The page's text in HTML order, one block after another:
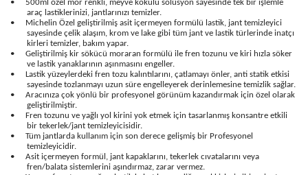
•
500ml özel mor renkli, meyve kokulu solüsyon sayesinde tek bir işlemle
araç lastiklerinizi, jantlarınızı temizler.
•
Michelin Özel geliştirilmiş asit içermeyen formülü lastik, jant temizleyici
sayesinde çelik alaşım, krom ve lake gibi tüm jant ve lastik türlerinde inatçı
kirleri temizler, bakım yapar.
•
Geliştirilmiş kir sökücü moraran formülü ile fren tozunu ve kiri hızla söker
ve lastik yanaklarının aşınmasını engeller.
•
Lastik yüzeylerdeki fren tozu kalıntılarını, çatlamayı önler, anti statik etkisi
sayesinde tozlanmayı uzun süre engelleyerek derinlemesine temizlik sağlar.
•
Aracınıza çok yönlü bir profesyonel görünüm kazandırmak için özel olarak
geliştirilmiştir.
•
Fren tozunu ve yağlı yol kirini yok etmek için tasarlanmış konsantre etkili
bir tekerlek/jant temizleyicisidir.
•
Tüm jantlarda kullanım için son derece gelişmiş bir Profesyonel
temizleyicidir.
•
Asit içermeyen formül, jant kapaklarını, tekerlek cıvatalarını veya
fren/balata sistemlerini aşındırmaz, zarar vermez.